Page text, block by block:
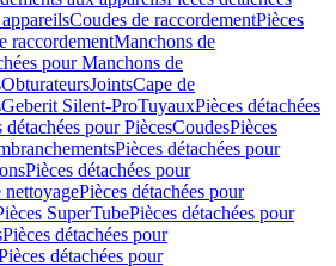
Coudes de raccordementPièces
raccordementManchons de
pour Manchons de
ObturateursJointsCape de
Geberit Silent-ProTuyauxPièces détachées
détachées pour PiècesCoudesPièces
Pièces détachées pour
Pièces détachées pour
nettoyagePièces détachées pour
SuperTubePièces détachées pour
Pièces détachées pour
détachées pour